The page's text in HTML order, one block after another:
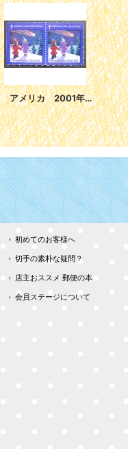
アメリカ 2001年クリスマスシール 星
初めてのお客様へ
切手の素朴な疑問？
店主おススメ 郵便の本
会員ステージについて